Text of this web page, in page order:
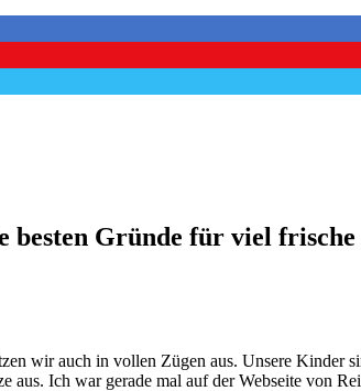
besten Gründe für viel
wir auch in vollen Zügen aus. Unsere Kinder
Ich war gerade mal auf der Webseite von